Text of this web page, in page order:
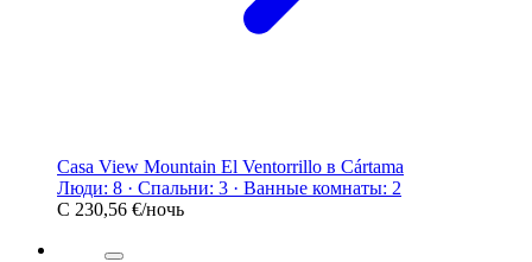
Casa View Mountain El Ventorrillo в Cártama
Люди: 8 · Спальни: 3 · Ванные комнаты: 2
С 230,56 €/ночь